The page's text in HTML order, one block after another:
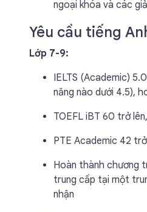
ngoại khóa và các
Yêu cầu tiếng
Lớp 7-9:
IELTS (Academic)
năng nào dưới 4.5),
TOEFL iBT 60 trở
PTE Academic 42
Hoàn thành chương
trung cấp tại một
nhận